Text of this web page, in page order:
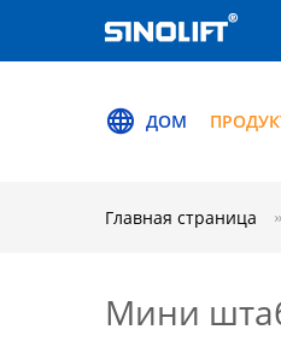
ДОМ
Главная страница
Мини